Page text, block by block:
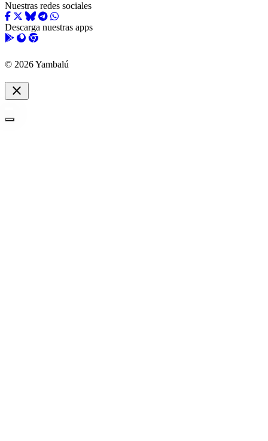
Nuestras redes sociales
Descarga nuestras apps
© 2026 Yambalú
close